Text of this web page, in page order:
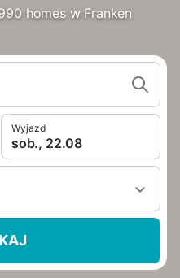
homes w Franken
Wyjazd
sob., 22.08